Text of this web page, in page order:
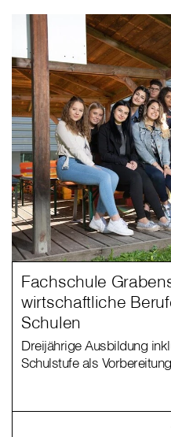
Fachschule
wirtschaftliche
Schulen
Dreijährige Ausbildung
Schulstufe als